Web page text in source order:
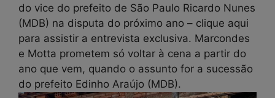
do vice do prefeito de São Paulo Ricardo Nunes
(MDB) na disputa do próximo ano – clique aqui
para assistir a entrevista exclusiva. Marcondes
e Motta prometem só voltar à cena a partir do
ano que vem, quando o assunto for a sucessão
do prefeito Edinho Araújo (MDB).